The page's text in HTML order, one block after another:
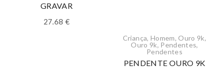
GRAVAR
27.68 €
Criança, Homem, Ouro 9k,
Ouro 9k, Pendentes,
Pendentes
PENDENTE OURO 9K